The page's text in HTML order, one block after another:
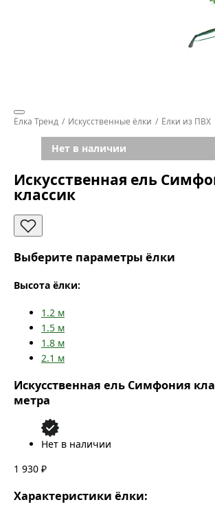
Ёлка Тренд Искусственные ёлки Ёлки из ПВХ
Нет в наличии
Искусственная ель
классик
Выберите параметры ёлки
Высота ёлки:
1.2 м
1.5 м
1.8 м
2.1 м
Искусственная ель Симфония
метра
Нет в наличии
1 930 ₽
Характеристики ёлки: